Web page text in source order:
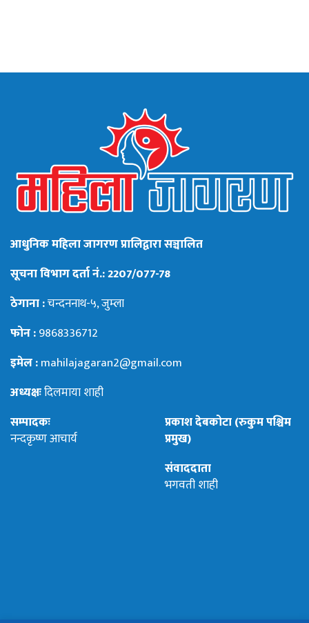
आधुनिक महिला जागरण प्रालिद्वारा सञ्चालित
सूचना विभाग दर्ता नं.: 2207/077-78
ठेगाना :चन्दननाथ-५, जुम्ला
फोन :9868336712
इमेल :mahilajagaran2@gmail.com
अध्यक्षःदिलमाया शाही
सम्पादकः
नन्दकृष्ण आचार्य
प्रकाश देबकोटा (रुकुम पश्चिम
प्रमुख)
संवाददाता
भगवती शाही